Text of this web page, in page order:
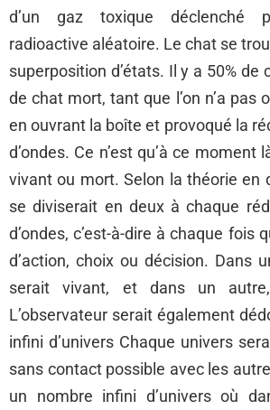
d’un gaz toxique déclenché
radioactive aléatoire. Le chat se
superposition d’états. Il y a 50% de
de chat mort, tant que l’on n’a pas
en ouvrant la boîte et provoqué la
d’ondes. Ce n’est qu’à ce moment
vivant ou mort. Selon la théorie en
se diviserait en deux à chaque
d’ondes, c’est-à-dire à chaque fois
d’action, choix ou décision. Dans
serait vivant, et dans un
L’observateur serait également
infini d’univers Chaque univers
sans contact possible avec les
un nombre infini d’univers où